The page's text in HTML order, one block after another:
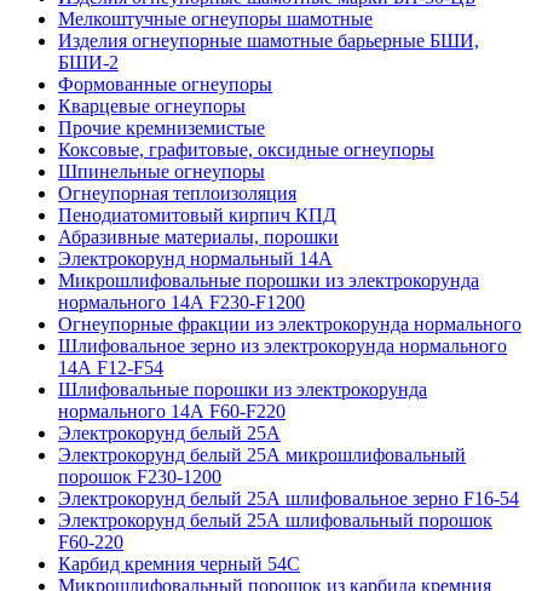
Мелкоштучные огнеупоры шамотные
Изделия огнеупорные шамотные барьерные БШИ,
БШИ-2
Формованные огнеупоры
Кварцевые огнеупоры
Прочие кремниземистые
Коксовые, графитовые, оксидные огнеупоры
Шпинельные огнеупоры
Огнеупорная теплоизоляция
Пенодиатомитовый кирпич КПД
Абразивные материалы, порошки
Электрокорунд нормальный 14А
Микрошлифовальные порошки из электрокорунда
нормального 14А F230-F1200
Огнеупорные фракции из электрокорунда нормального
Шлифовальное зерно из электрокорунда нормального
14А F12-F54
Шлифовальные порошки из электрокорунда
нормального 14А F60-F220
Электрокорунд белый 25А
Электрокорунд белый 25А микрошлифовальный
порошок F230-1200
Электрокорунд белый 25А шлифовальное зерно F16-54
Электрокорунд белый 25А шлифовальный порошок
F60-220
Карбид кремния черный 54С
Микрошлифовальный порошок из карбида кремния